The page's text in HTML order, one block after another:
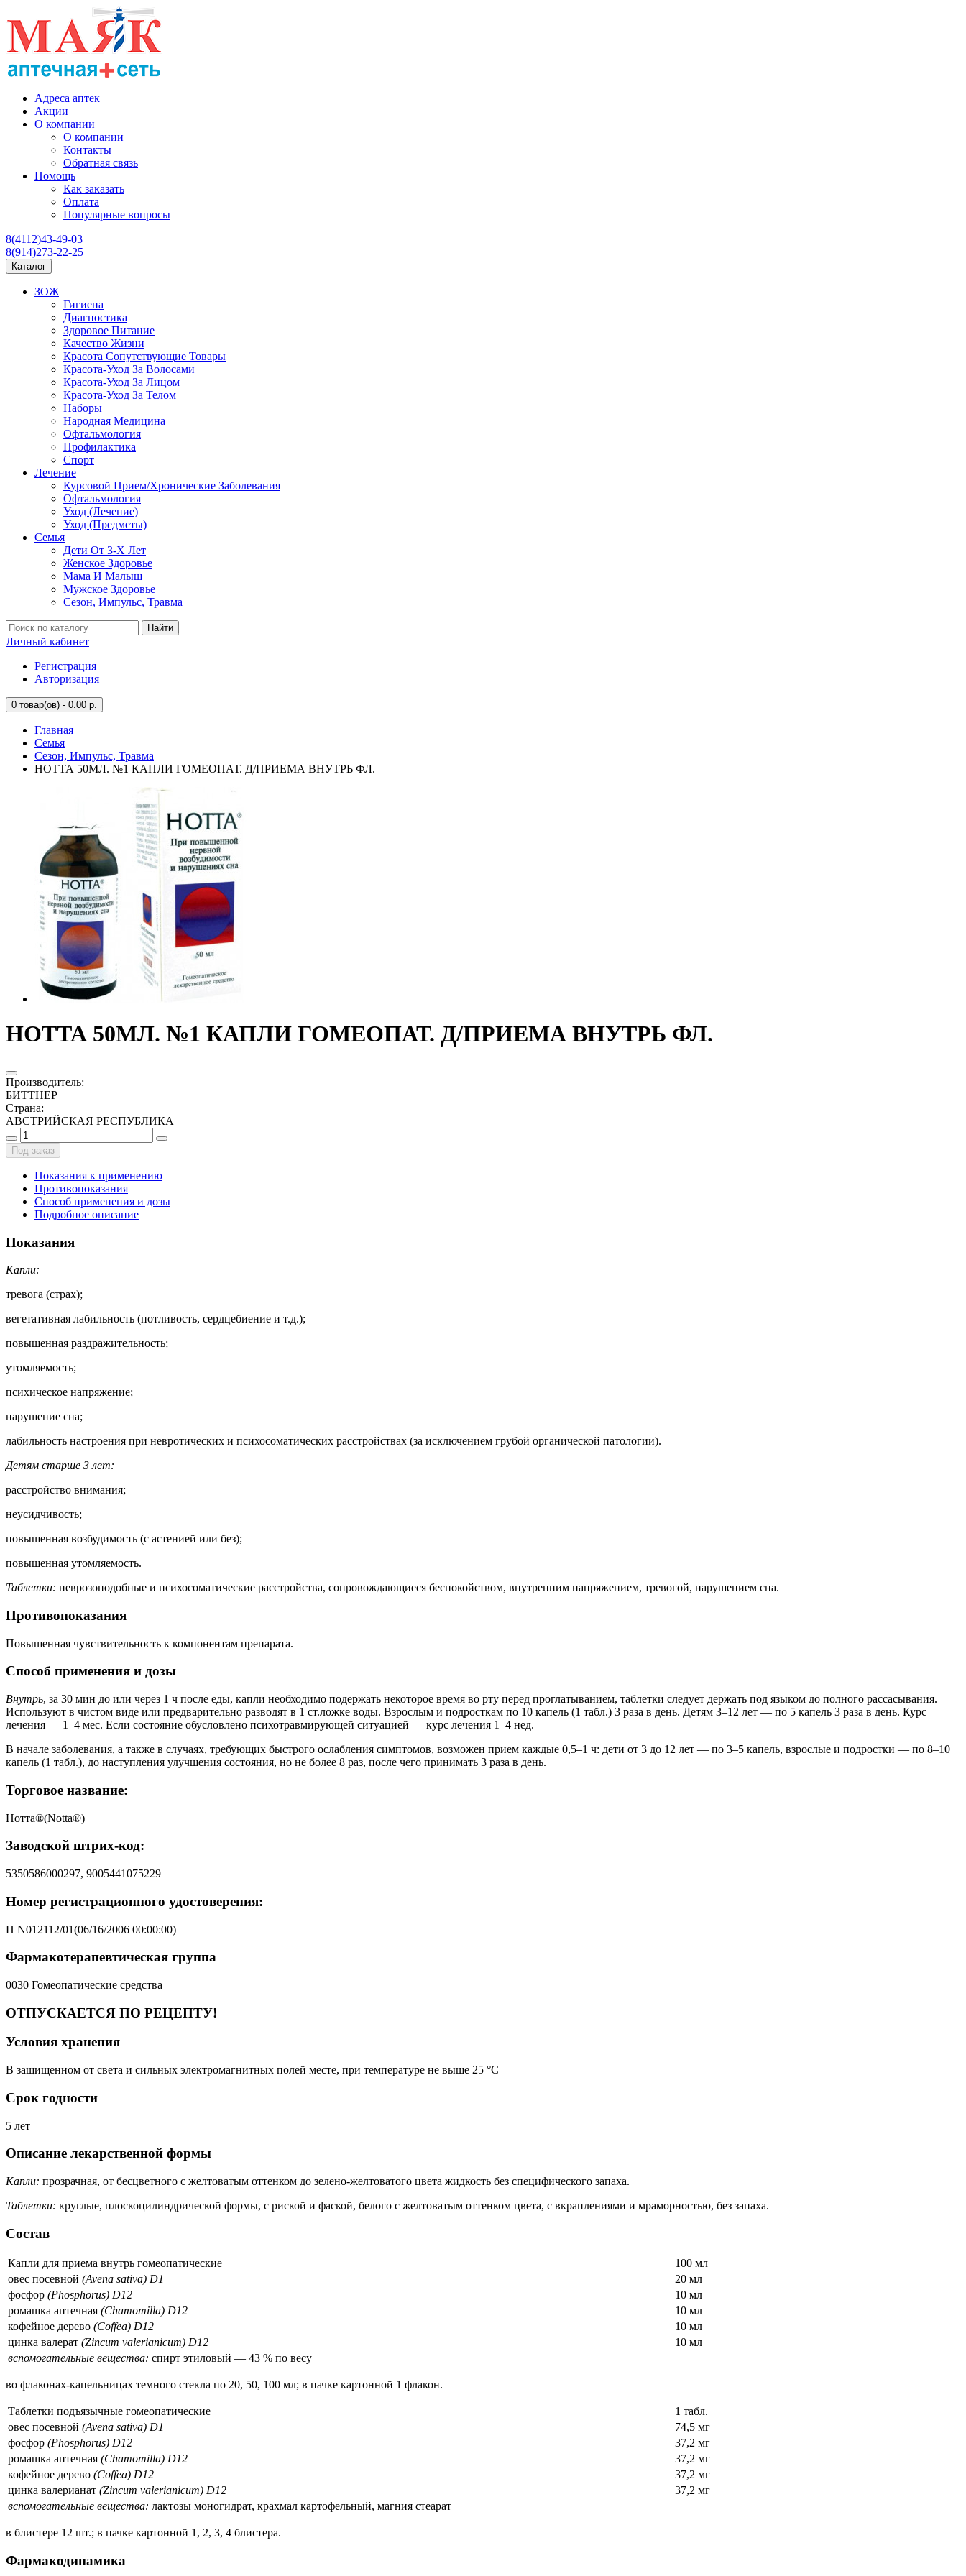
Адреса аптек
Акции
О компании
О компании
Контакты
Обратная связь
Помощь
Как заказать
Оплата
Популярные вопросы
8(4112)43-49-03
8(914)273-22-25
Каталог
ЗОЖ
Гигиена
Диагностика
Здоровое Питание
Качество Жизни
Красота Сопутствующие Товары
Красота-Уход За Волосами
Красота-Уход За Лицом
Красота-Уход За Телом
Наборы
Народная Медицина
Офтальмология
Профилактика
Спорт
Лечение
Курсовой Прием/Хронические Заболевания
Офтальмология
Уход (Лечение)
Уход (Предметы)
Семья
Дети От 3-Х Лет
Женское Здоровье
Мама И Малыш
Мужское Здоровье
Сезон, Импульс, Травма
Найти
Личный кабинет
Регистрация
Авторизация
0 товар(ов) - 0.00 р.
Главная
Семья
Сезон, Импульс, Травма
НОТТА 50МЛ. №1 КАПЛИ ГОМЕОПАТ. Д/ПРИЕМА ВНУТРЬ ФЛ.
НОТТА 50МЛ. №1 КАПЛИ ГОМЕОПАТ. Д/ПРИЕМА ВНУТРЬ ФЛ.
Производитель:
БИТТНЕР
Страна:
АВСТРИЙСКАЯ РЕСПУБЛИКА
Под заказ
Показания к применению
Противопоказания
Способ применения и дозы
Подробное описание
Показания
Капли:
тревога (страх);
вегетативная лабильность (потливость, сердцебиение и т.д.);
повышенная раздражительность;
утомляемость;
психическое напряжение;
нарушение сна;
лабильность настроения при невротических и психосоматических расстройствах (за исключением грубой органической патологии).
Детям старше 3 лет:
расстройство внимания;
неусидчивость;
повышенная возбудимость (с астенией или без);
повышенная утомляемость.
Таблетки: неврозоподобные и психосоматические расстройства, сопровождающиеся беспокойством, внутренним напряжением, тревогой, нарушением сна.
Противопоказания
Повышенная чувствительность к компонентам препарата.
Способ применения и дозы
Внутрь, за 30 мин до или через 1 ч после еды, капли необходимо подержать некоторое время во рту перед проглатыванием, таблетки следует держать под языком до полного рассасывания.
Используют в чистом виде или предварительно разводят в 1 ст.ложке воды. Взрослым и подросткам по 10 капель (1 табл.) 3 раза в день. Детям 3–12 лет — по 5 капель 3 раза в день. Курс
лечения — 1–4 мес. Если состояние обусловлено психотравмирующей ситуацией — курс лечения 1–4 нед.
В начале заболевания, а также в случаях, требующих быстрого ослабления симптомов, возможен прием каждые 0,5–1 ч: дети от 3 до 12 лет — по 3–5 капель, взрослые и подростки — по 8–10
капель (1 табл.), до наступления улучшения состояния, но не более 8 раз, после чего принимать 3 раза в день.
Торговое название:
Нотта®(Notta®)
Заводской штрих-код:
5350586000297, 9005441075229
Номер регистрационного удостоверения:
П N012112/01(06/16/2006 00:00:00)
Фармакотерапевтическая группа
0030 Гомеопатические средства
ОТПУСКАЕТСЯ ПО РЕЦЕПТУ!
Условия хранения
В защищенном от света и сильных электромагнитных полей месте, при температуре не выше 25 °C
Срок годности
5 лет
Описание лекарственной формы
Капли: прозрачная, от бесцветного с желтоватым оттенком до зелено-желтоватого цвета жидкость без специфического запаха.
Таблетки: круглые, плоскоцилиндрической формы, с риской и фаской, белого с желтоватым оттенком цвета, с вкраплениями и мраморностью, без запаха.
Состав
Капли для приема внутрь гомеопатические
100 мл
овес посевной (Avena sativa) D1
20 мл
фосфор (Phosphorus) D12
10 мл
ромашка аптечная (Chamomilla) D12
10 мл
кофейное дерево (Coffea) D12
10 мл
цинка валерат (Zincum valerianicum) D12
10 мл
вспомогательные вещества: спирт этиловый — 43 % по весу
во флаконах-капельницах темного стекла по 20, 50, 100 мл; в пачке картонной 1 флакон.
Таблетки подъязычные гомеопатические
1 табл.
овес посевной (Avena sativa) D1
74,5 мг
фосфор (Phosphorus) D12
37,2 мг
ромашка аптечная (Chamomilla) D12
37,2 мг
кофейное дерево (Coffea) D12
37,2 мг
цинка валерианат (Zincum valerianicum) D12
37,2 мг
вспомогательные вещества: лактозы моногидрат, крахмал картофельный, магния стеарат
в блистере 12 шт.; в пачке картонной 1, 2, 3, 4 блистера.
Фармакодинамика